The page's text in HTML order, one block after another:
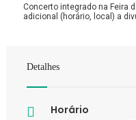
Concerto integrado na Feira
adicional (horário, local) a
Detalhes
Horário